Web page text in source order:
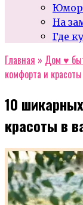
Юмор
На
Где
Главная » Дом ♥
комфорта и
10
красоты в